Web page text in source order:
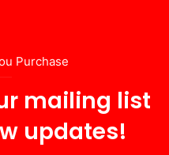
Purchase
mailing list
updates!